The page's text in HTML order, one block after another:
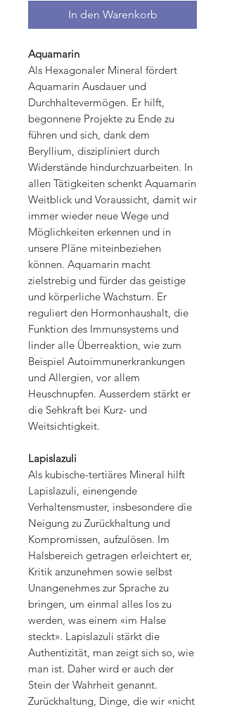
In den Warenkorb
Aquamarin
Als Hexagonaler Mineral fördert
Aquamarin Ausdauer und
Durchhaltevermögen. Er hilft,
begonnene Projekte zu Ende zu
führen und sich, dank dem
Beryllium, diszipliniert durch
Widerstände hindurchzuarbeiten. In
allen Tätigkeiten schenkt Aquamarin
Weitblick und Voraussicht, damit wir
immer wieder neue Wege und
Möglichkeiten erkennen und in
unsere Pläne miteinbeziehen
können. Aquamarin macht
zielstrebig und fürder das geistige
und körperliche Wachstum. Er
reguliert den Hormonhaushalt, die
Funktion des Immunsystems und
linder alle Überreaktion, wie zum
Beispiel Autoimmunerkrankungen
und Allergien, vor allem
Heuschnupfen. Ausserdem stärkt er
die Sehkraft bei Kurz- und
Weitsichtigkeit.
Lapislazuli
Als kubische-tertiäres Mineral hilft
Lapislazuli, einengende
Verhaltensmuster, insbesondere die
Neigung zu Zurückhaltung und
Kompromissen, aufzulösen. Im
Halsbereich getragen erleichtert er,
Kritik anzunehmen sowie selbst
Unangenehmes zur Sprache zu
bringen, um einmal alles los zu
werden, was einem «im Halse
steckt». Lapislazuli stärkt die
Authentizität, man zeigt sich so, wie
man ist. Daher wird er auch der
Stein der Wahrheit genannt.
Zurückhaltung, Dinge, die wir «nicht